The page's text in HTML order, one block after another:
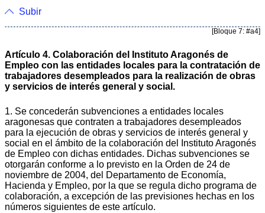
Subir
[Bloque 7: #a4]
Artículo 4. Colaboración del Instituto Aragonés de
Empleo con las entidades locales para la contratación de
trabajadores desempleados para la realización de obras
y servicios de interés general y social.
1. Se concederán subvenciones a entidades locales
aragonesas que contraten a trabajadores desempleados
para la ejecución de obras y servicios de interés general y
social en el ámbito de la colaboración del Instituto Aragonés
de Empleo con dichas entidades. Dichas subvenciones se
otorgarán conforme a lo previsto en la Orden de 24 de
noviembre de 2004, del Departamento de Economía,
Hacienda y Empleo, por la que se regula dicho programa de
colaboración, a excepción de las previsiones hechas en los
números siguientes de este artículo.